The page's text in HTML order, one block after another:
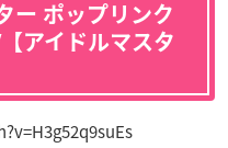
ー ポップリンク
アイドルマスタ